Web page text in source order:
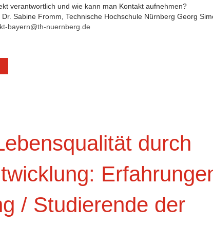
verantwortlich und wie kann man Kontakt aufnehmen?
Sabine Fromm, Technische Hochschule Nürnberg Georg
bayern@th-nuernberg.de
durch
/ Studierende der